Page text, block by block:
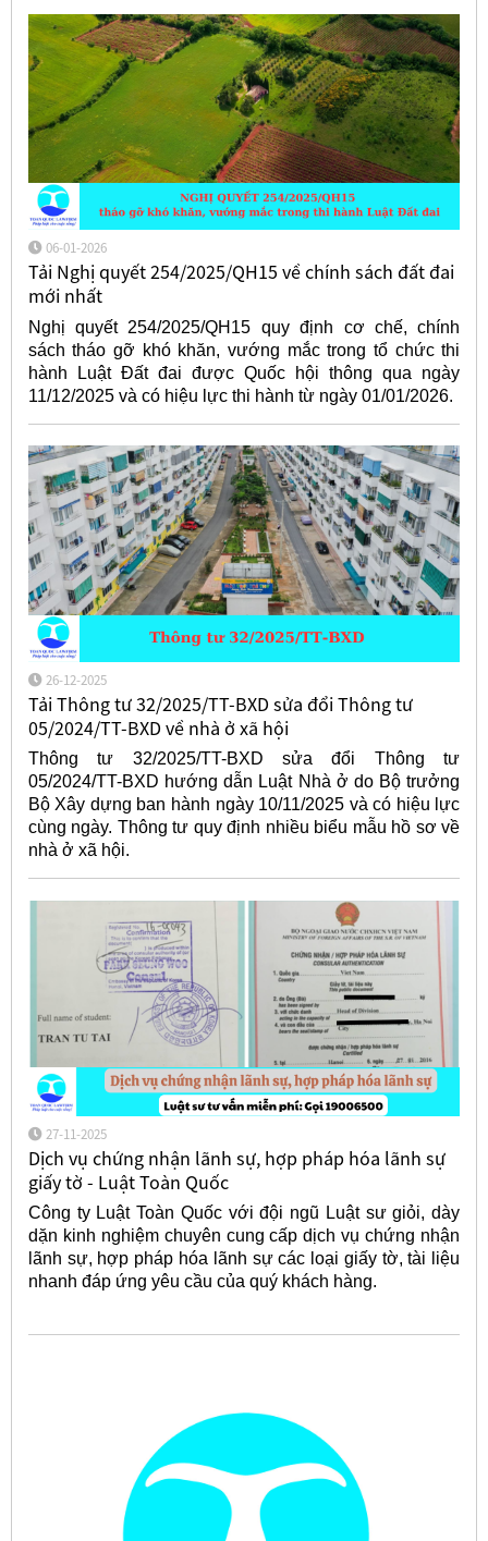
06-01-2026
Tải Nghị quyết 254/2025/QH15 về chính sách đất đai
mới nhất
Nghị quyết 254/2025/QH15 quy định cơ chế, chính
sách tháo gỡ khó khăn, vướng mắc trong tổ chức thi
hành Luật Đất đai được Quốc hội thông qua ngày
11/12/2025 và có hiệu lực thi hành từ ngày 01/01/2026.
26-12-2025
Tải Thông tư 32/2025/TT-BXD sửa đổi Thông tư
05/2024/TT-BXD về nhà ở xã hội
Thông tư 32/2025/TT-BXD sửa đổi Thông tư
05/2024/TT-BXD hướng dẫn Luật Nhà ở do Bộ trưởng
Bộ Xây dựng ban hành ngày 10/11/2025 và có hiệu lực
cùng ngày. Thông tư quy định nhiều biểu mẫu hồ sơ về
nhà ở xã hội.
27-11-2025
Dịch vụ chứng nhận lãnh sự, hợp pháp hóa lãnh sự
giấy tờ - Luật Toàn Quốc
Công ty Luật Toàn Quốc với đội ngũ Luật sư giỏi, dày
dặn kinh nghiệm chuyên cung cấp dịch vụ chứng nhận
lãnh sự, hợp pháp hóa lãnh sự các loại giấy tờ, tài liệu
nhanh đáp ứng yêu cầu của quý khách hàng.